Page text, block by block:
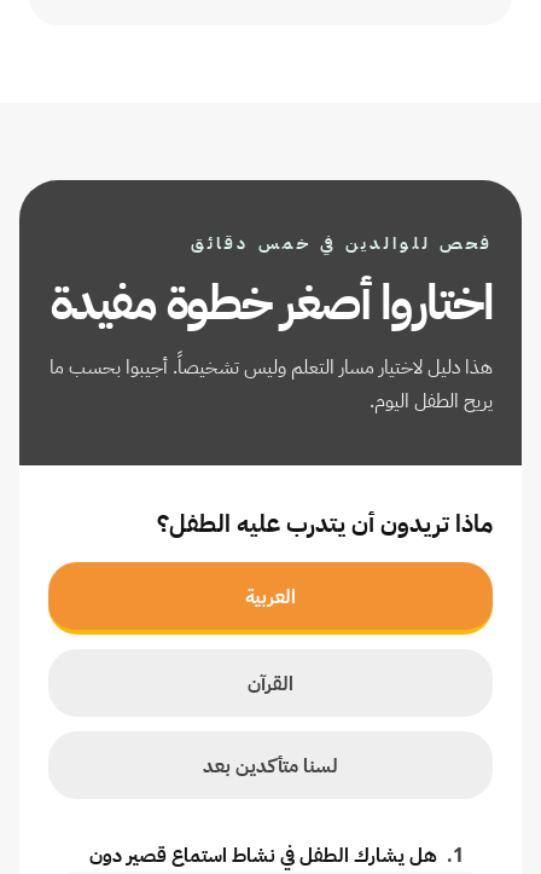
فحص للوالدين في خمس دقائق
اختاروا أصغر خطوة مفيدة
هذا دليل لاختيار مسار التعلم وليس تشخيصاً. أجيبوا بحسب ما
يريح الطفل اليوم.
ماذا تريدون أن يتدرب عليه الطفل؟
العربية
القرآن
لسنا متأكدين بعد
1
. هل يشارك الطفل في نشاط استماع قصير دون